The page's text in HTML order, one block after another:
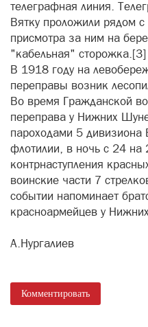
телеграфная линия.
Вятку проложили рядом
присмотра за ним на
"кабельная" сторожка.[3]
В 1918 году на
переправы возник
Во время Гражданской
переправа у Нижних
пароходами 5 дивизиона
флотилии, в ночь с 24
контрнаступления
воинские части 7
событии напоминает
красноармейцев у
А.Нургалиев
Комментировать